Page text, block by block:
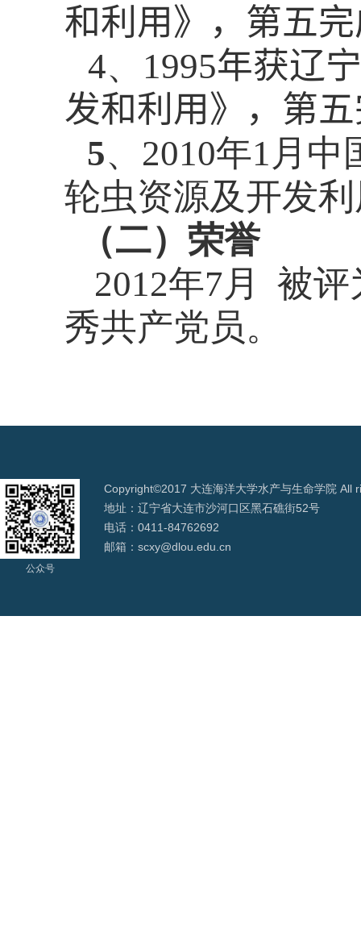
和利用 》，第五
4、 1995年获辽
发和利用 》，第
5、 2010年1 月中
轮虫资源及开发
（二）荣誉
2012年7月 被评
秀共产党员。
公众号
Copyright©2017 大连海洋大学水产与生命学院 All
地址：辽宁省大连市沙河口区黑石礁街52号
电话：0411-84762692
邮箱：scxy@dlou.edu.cn